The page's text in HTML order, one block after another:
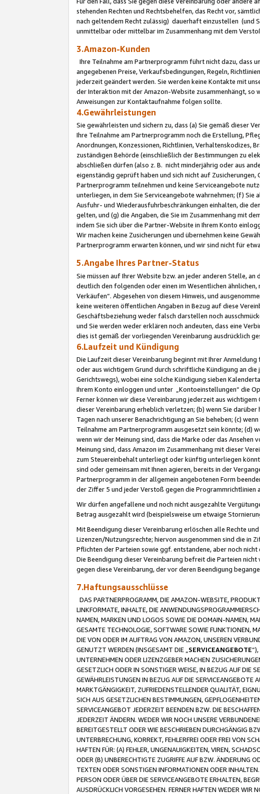
stehenden Rechten und Rechtsbehelfen, das Recht vor,
nach geltendem Recht zulässig) dauerhaft einzustellen (und
unmittelbar oder mittelbar im Zusammenhang mit dem
3.Amazon-Kunden
Ihre Teilnahme am Partnerprogramm führt nicht dazu, dass
angegebenen Preise, Verkaufsbedingungen, Regeln,
jederzeit geändert werden. Sie werden keine Kontakte mit
der Interaktion mit der Amazon-Website zusammenhängt, so
Anweisungen zur Kontaktaufnahme folgen sollte.
4.Gewährleistungen
Sie gewährleisten und sichern zu, dass (a) Sie gemäß dieser
Ihre Teilnahme am Partnerprogramm noch die Erstellung,
Anordnungen, Konzessionen, Richtlinien, Verhaltenskodizes,
zuständigen Behörde (einschließlich der Bestimmungen zu
abschließen dürfen (also z. B. nicht minderjährig oder aus
eigenständig geprüft haben und sich nicht auf Zusicherungen,
Partnerprogramm teilnehmen und keine Serviceangebote
unterliegen, in dem Sie Serviceangebote wahrnehmen; (f)
Ausfuhr- und Wiederausfuhrbeschränkungen einhalten, die
gelten, und (g) die Angaben, die Sie im Zusammenhang mit
indem Sie sich über die Partner-Website in Ihrem Konto
Wir machen keine Zusicherungen und übernehmen keine
Partnerprogramm erwarten können, und wir sind nicht für
5.Angabe Ihres Partner-Status
Sie müssen auf Ihrer Website bzw. an jeder anderen Stelle,
deutlich den folgenden oder einen im Wesentlichen
Verkäufen“. Abgesehen von diesem Hinweis, und
keine weiteren öffentlichen Angaben in Bezug auf diese
Geschäftsbeziehung weder falsch darstellen noch
und Sie werden weder erklären noch andeuten, dass eine
dies ist gemäß der vorliegenden Vereinbarung ausdrücklich
6.Laufzeit und Kündigung
Die Laufzeit dieser Vereinbarung beginnt mit Ihrer
oder aus wichtigem Grund durch schriftliche Kündigung an
Gerichtswegs), wobei eine solche Kündigung sieben
Ihrem Konto einloggen und unter „Kontoeinstellungen“ die
Ferner können wir diese Vereinbarung jederzeit aus
dieser Vereinbarung erheblich verletzen; (b) wenn Sie
Tagen nach unserer Benachrichtigung an Sie beheben; (c)
Teilnahme am Partnerprogramm ausgesetzt sein könnte; (d)
wenn wir der Meinung sind, dass die Marke oder das
Meinung sind, dass Amazon im Zusammenhang mit dieser
zum Steuereinbehalt unterliegt oder künftig unterliegen
sind oder gemeinsam mit Ihnen agieren, bereits in der
Partnerprogramm in der allgemein angebotenen Form
der Ziffer 5 und jeder Verstoß gegen die Programmrichtlinien
Wir dürfen angefallene und noch nicht ausgezahlte
Betrag ausgezahlt wird (beispielsweise um etwaige
Mit Beendigung dieser Vereinbarung erlöschen alle Rechte
Lizenzen/Nutzungsrechte; hiervon ausgenommen sind die in
Pflichten der Parteien sowie ggf. entstandene, aber noch
Die Beendigung dieser Vereinbarung befreit die Parteien
gegen diese Vereinbarung, der vor deren Beendigung
7.Haftungsausschlüsse
DAS PARTNERPROGRAMM, DIE AMAZON-WEBSITE,
LINKFORMATE, INHALTE, DIE
NAMEN, MARKEN UND LOGOS SOWIE DIE DOMAIN-NAMEN,
GESAMTE TECHNOLOGIE, SOFTWARE SOWIE FUNKTIONEN,
DIE VON ODER IM AUFTRAG VON AMAZON, UNSEREN
GENUTZT WERDEN (INSGESAMT DIE „ SERVICEANGEBOTE
UNTERNEHMEN ODER LIZENZGEBER MACHEN
GESETZLICH ODER IN SONSTIGER WEISE, IN BEZUG AUF DIE
GEWÄHRLEISTUNGEN IN BEZUG AUF DIE SERVICEANGEBOTE
MARKTGÄNGIGKEIT, ZUFRIEDENSTELLENDER QUALITÄT,
SICH AUS GESETZLICHEN BESTIMMUNGEN,
SERVICEANGEBOT JEDERZEIT BEENDEN BZW. DIE
JEDERZEIT ÄNDERN. WEDER WIR NOCH UNSERE
BEREITGESTELLT ODER WIE BESCHRIEBEN DURCHGÄNGIG
UNTERBRECHUNG, KORREKT, FEHLERFREI ODER FREI VON
HAFTEN FÜR: (A) FEHLER, UNGENAUIGKEITEN, VIREN,
ODER (B) UNBERECHTIGTE ZUGRIFFE AUF BZW. ÄNDERUNG
TEXTEN ODER SONSTIGEN INFORMATIONEN ODER
PERSON ODER ÜBER DIE SERVICEANGEBOTE ERHALTEN,
AUSDRÜCKLICH VORGESEHEN. FERNER HAFTEN WEDER WIR